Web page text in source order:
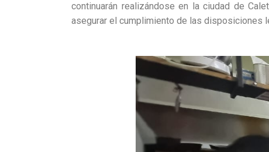
continuarán realizándose en la ciudad de
asegurar el cumplimiento de las disposiciones